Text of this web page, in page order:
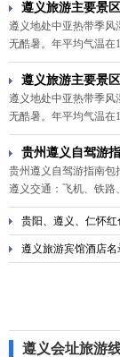
义
遵义旅游主要景
遵义地处中亚热带季风
无酷暑。年平均气温
遵义一年四季皆可游览
旅游主要景区攻略。
遵义旅游主要景
遵义地处中亚热带季风
无酷暑。年平均气温
遵义一年四季皆可游览
旅游主要景区攻略。
贵州遵义自驾游
贵州遵义自驾游指南包
遵义交通：飞机、铁路
墓；遵义其他景点：湘
梓小西湖；贵州遵义美
贵阳、遵义、仁怀红
遵义旅游宾馆酒店名
遵义会址旅游